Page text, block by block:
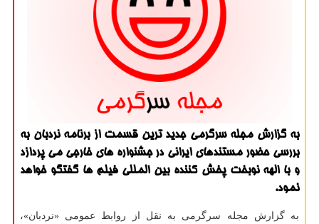
به گزارش مجله سرگرمی جدید ترین قسمت از برنامه نردبان به
بررسی حضور مستندهای ایرانی در جشنواره های خارجی می پردازد
و با الهه نوبخت پخش كننده بین المللی فیلم ها گفتگو خواهد
نمود.
به گزارش مجله سرگرمی به نقل از روابط عمومی «نردبان»،